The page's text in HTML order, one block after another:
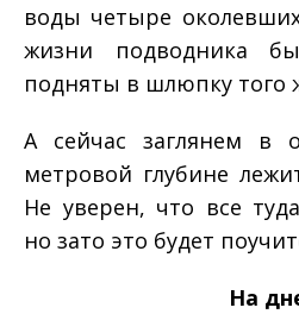
воды четыре
жизни подводника
подняты в шлюпку того
А сейчас заглянем в
метровой глубине
Не уверен, что все
но зато это будет
На